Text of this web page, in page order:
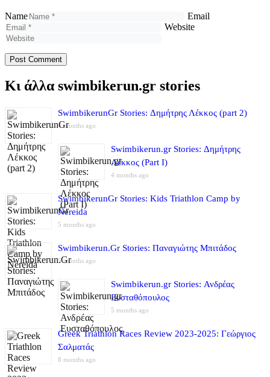
Name
Email
Website
Κι άλλα swimbikerun.gr stories
SwimbikerunGr Stories: Δημήτρης Λέκκος (part 2)
4 months ago
Swimbikerun.gr Stories: Δημήτρης
Λέκκος (Part I)
4 months ago
SwimbikerunGr Stories: Kids Triathlon Camp by
Nereida
5 months ago
Swimbikerun.Gr Stories: Παναγιώτης Μπιτάδος
5 months ago
Swimbikerun.gr Stories: Ανδρέας
Ευσταθόπουλος
5 months ago
Greek Triathlon Races Review 2023-2025: Γεώργιος
Σαλματάς
8 months ago